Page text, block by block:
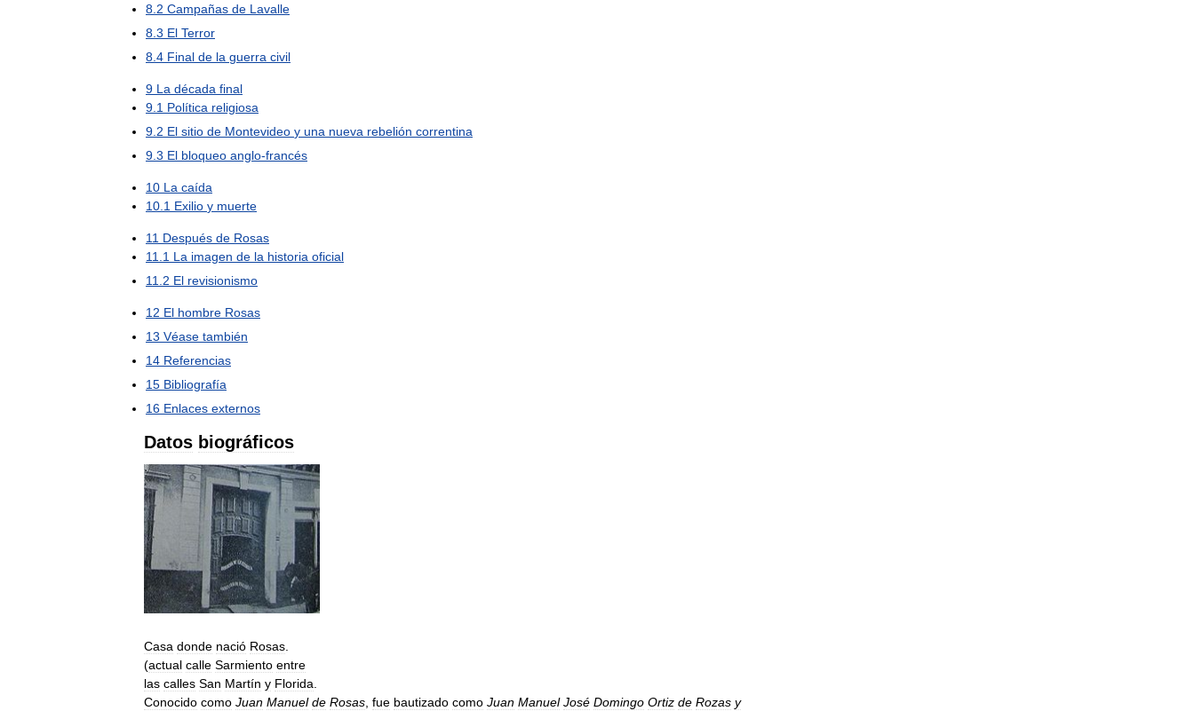
8 2 Campañas de Lavalle
8 3 El Terror
8 4 Final de la guerra civil
9 La década final
9 1 Política religiosa
9 2 El sitio de Montevideo y una nueva rebelión correntina
9 3 El bloqueo anglo-francés
10 La caída
10 1 Exilio y muerte
11 Después de Rosas
11 1 La imagen de la historia oficial
11 2 El revisionismo
12 El hombre Rosas
13 Véase también
14 Referencias
15 Bibliografía
16 Enlaces externos
Datos biográficos
Casa donde nació Rosas.
(actual calle Sarmiento entre
las calles San Martín y Florida.
Conocido como Juan Manuel de Rosas, fue bautizado como Juan Manuel José Domingo Ortiz de Rozas y